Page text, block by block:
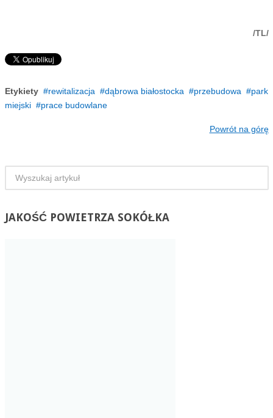
/TL/
Etykiety rewitalizacja dąbrowa białostocka przebudowa
park
miejski
prace budowlane
Powrót na górę
JAKOŚĆPOWIETRZA SOKÓŁKA